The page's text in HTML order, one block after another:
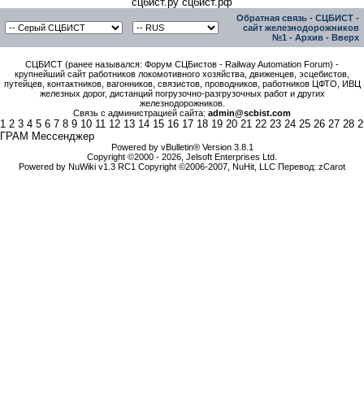
Обратная связь - СЦБИСТ -
сайт железнодорожников
№1 - Архив - Вверх
СЦБИСТ (ранее назывался: Форум СЦБистов - Railway Automation Forum) -
крупнейший сайт работников локомотивного хозяйства, движенцев, эсцебистов,
путейцев, контактников, вагонников, связистов, проводников, работников ЦФТО, ИВЦ
железных дорог, дистанций погрузочно-разгрузочных работ и других
железнодорожников.
Связь с администрацией сайта: admin@scbist.com
1 2 3 4 5 6 7 8 9 10 11 12 13 14 15 16 17 18 19 20 21 22 23 24 25 26 27 28
ГРАМ Мессенджер
Powered by vBulletin® Version 3.8.1
Copyright ©2000 - 2026, Jelsoft Enterprises Ltd.
Powered by NuWiki v1.3 RC1 Copyright ©2006-2007, NuHit, LLC Перевод: zCarot